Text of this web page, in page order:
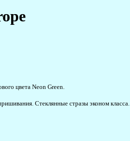
цвета Neon Green.
Стеклянные стразы эконом класса.